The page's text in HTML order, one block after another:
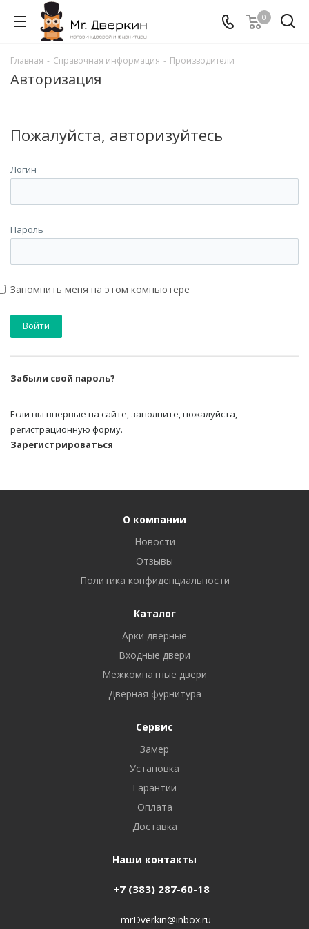
0
Главная - Справочная информация - Производители
Авторизация
Пожалуйста, авторизуйтесь
Логин
Пароль
Запомнить меня на этом компьютере
Забыли свой пароль?
Если вы впервые на сайте, заполните, пожалуйста,
регистрационную форму.
Зарегистрироваться
О компании
Новости
Отзывы
Политика конфиденциальности
Каталог
Арки дверные
Входные двери
Межкомнатные двери
Дверная фурнитура
Сервис
Замер
Установка
Гарантии
Оплата
Доставка
Наши контакты
+7 (383) 287-60-18
mrDverkin@inbox.ru